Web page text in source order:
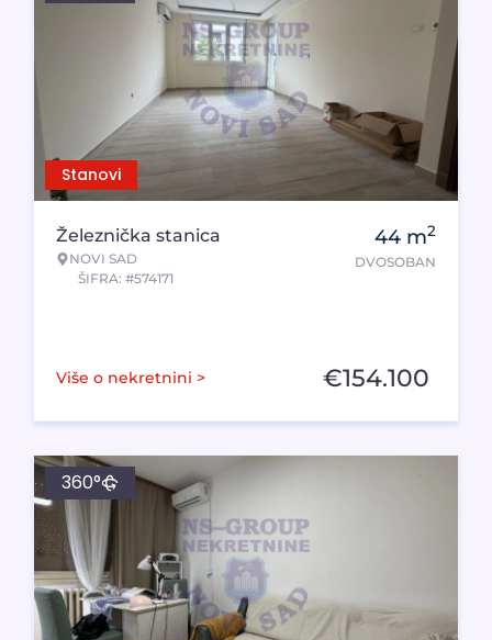
Stanovi
Železnička stanica
NOVI SAD
ŠIFRA: #574171
44 m2
DVOSOBAN
Više o nekretnini > €154.100
360°